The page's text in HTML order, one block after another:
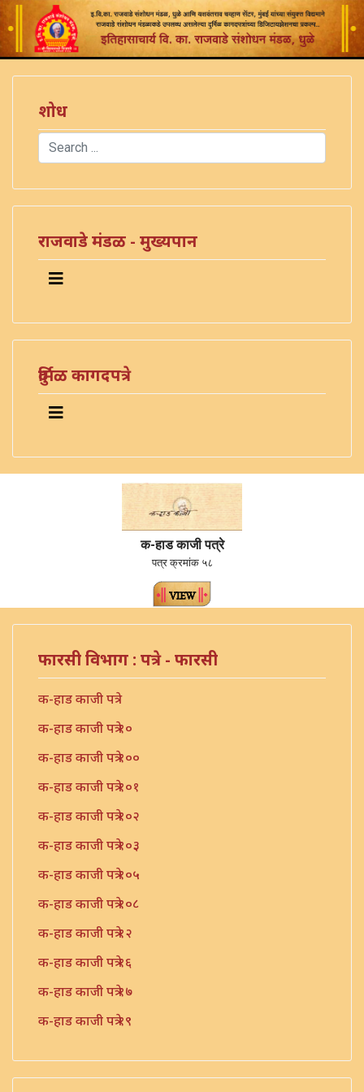
शोध
Search
राजवाडे मंडळ - मुख्यपान
दुर्मिळ कागदपत्रे
क-हाड काजी पत्रे
पत्र क्रमांक ५८
फारसी विभाग : पत्रे - फारसी
क-हाड काजी पत्रे
क-हाड काजी पत्रे १०
क-हाड काजी पत्रे १००
क-हाड काजी पत्रे १०१
क-हाड काजी पत्रे १०२
क-हाड काजी पत्रे १०३
क-हाड काजी पत्रे १०५
क-हाड काजी पत्रे १०८
क-हाड काजी पत्रे १२
क-हाड काजी पत्रे १६
क-हाड काजी पत्रे १७
क-हाड काजी पत्रे १९
क-हाड काजी पत्रे २२